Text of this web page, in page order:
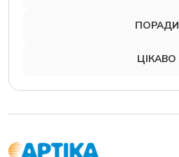
ПОРАДИ
ЦІКАВО